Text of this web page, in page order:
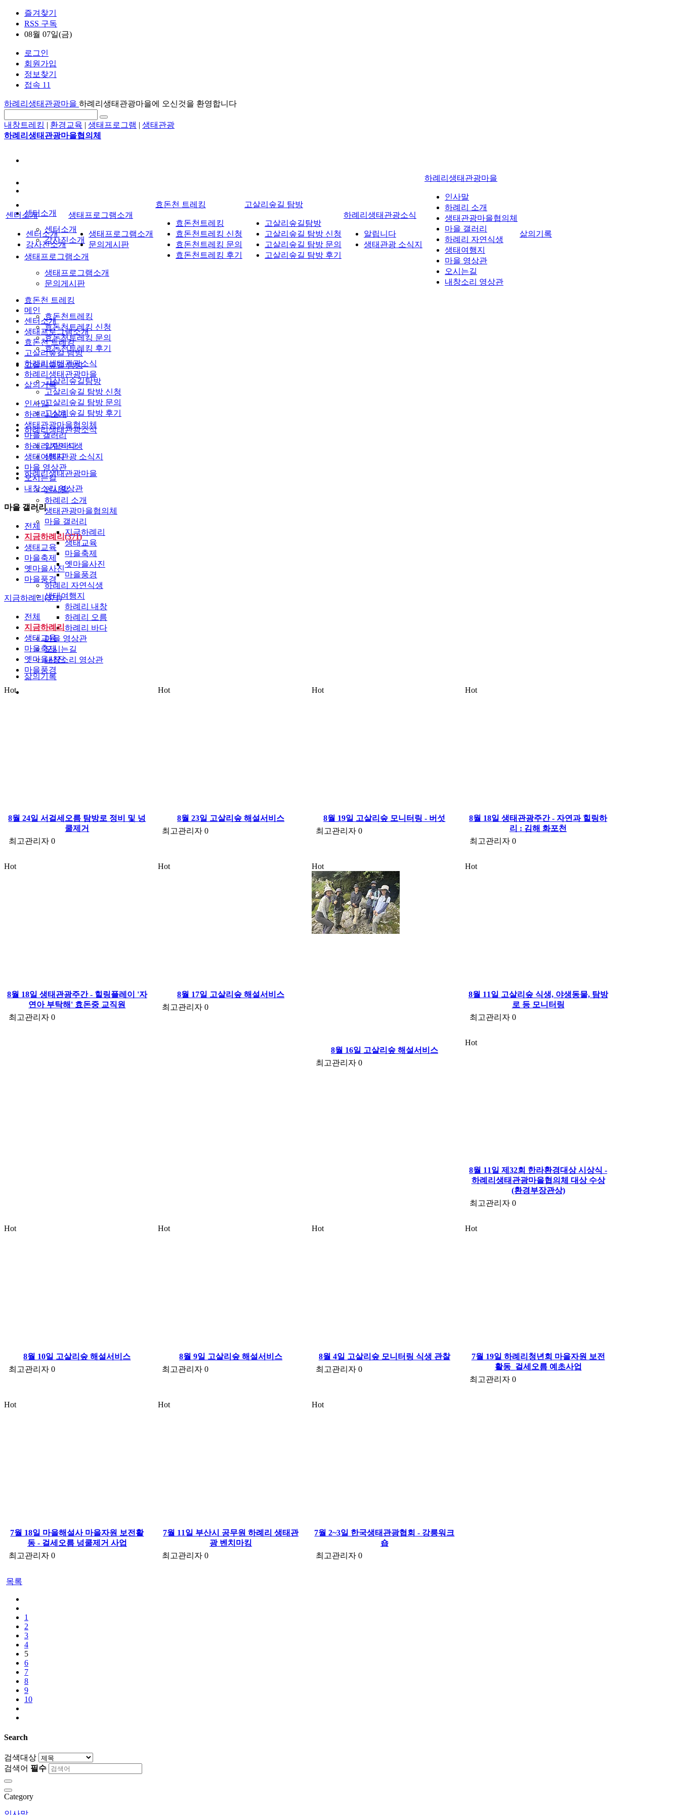
즐겨찾기
RSS 구독
08월 07일(금)
로그인
회원가입
정보찾기
접속 11
하례리생태관광마을 하례리생태관광마을에 오신것을 환영합니다
내창트레킹 | 환경교육 | 생태프로그램 | 생태관광
하례리생태관광마을협의체
센터소개
센터소개
강사진소개
생태프로그램소개
생태프로그램소개
문의게시판
효돈천 트레킹
효돈천트레킹
효돈천트레킹 신청
효돈천트레킹 문의
효돈천트레킹 후기
고살리숲길 탐방
고살리숲길탐방
고살리숲길 탐방 신청
고살리숲길 탐방 문의
고살리숲길 탐방 후기
하례리생태관광소식
알립니다
생태관광 소식지
하례리생태관광마을
인사말
하례리 소개
생태관광마을협의체
마을 갤러리
지금하례리
생태교육
마을축제
옛마을사진
마을풍경
하례리 자연식생
생태여행지
하례리 내창
하례리 오름
하례리 바다
마을 영상관
오시는길
내창소리 영상관
삶의기록
센터소개
센터소개
강사진소개
생태프로그램소개
생태프로그램소개
문의게시판
효돈천 트레킹
효돈천트레킹
효돈천트레킹 신청
효돈천트레킹 문의
효돈천트레킹 후기
고살리숲길 탐방
고살리숲길탐방
고살리숲길 탐방 신청
고살리숲길 탐방 문의
고살리숲길 탐방 후기
하례리생태관광소식
알립니다
생태관광 소식지
하례리생태관광마을
인사말
하례리 소개
생태관광마을협의체
마을 갤러리
하례리 자연식생
생태여행지
마을 영상관
오시는길
내창소리 영상관
삶의기록
메인
센터소개
생태프로그램소개
효돈천 트레킹
고살리숲길 탐방
하례리생태관광소식
하례리생태관광마을
삶의기록
인사말
하례리 소개
생태관광마을협의체
마을 갤러리
하례리 자연식생
생태여행지
마을 영상관
오시는길
내창소리 영상관
마을 갤러리
전체
지금하례리(371)
생태교육
마을축제
옛마을사진
마을풍경
지금하례리(371)
전체
지금하례리
생태교육
마을축제
옛마을사진
마을풍경
Hot
8월 24일 서걸세오름 탐방로 정비 및 넝
쿨제거
최고관리자 0
Hot
8월 23일 고살리숲 해설서비스
최고관리자 0
Hot
8월 19일 고살리숲 모니터링 - 버섯
최고관리자 0
Hot
8월 18일 생태관광주간 - 자연과 힐링하
리 : 김해 화포천
최고관리자 0
Hot
8월 18일 생태관광주간 - 힐링플레이 '자
연아 부탁해' 효돈중 교직원
최고관리자 0
Hot
8월 17일 고살리숲 해설서비스
최고관리자 0
Hot
8월 16일 고살리숲 해설서비스
최고관리자 0
Hot
8월 11일 고살리숲 식생, 야생동물, 탐방
로 등 모니터링
최고관리자 0
Hot
8월 11일 제32회 한라환경대상 시상식 -
하례리생태관광마을협의체 대상 수상
(환경부장관상)
최고관리자 0
Hot
8월 10일 고살리숲 해설서비스
최고관리자 0
Hot
8월 9일 고살리숲 해설서비스
최고관리자 0
Hot
8월 4일 고살리숲 모니터링 식생 관찰
최고관리자 0
Hot
7월 19일 하례리청년회 마을자원 보전
활동_걸세오름 예초사업
최고관리자 0
Hot
7월 18일 마을해설사 마을자원 보전활
동 - 걸세오름 넝쿨제거 사업
최고관리자 0
Hot
7월 11일 부산시 공무원 하례리 생태관
광 벤치마킹
최고관리자 0
Hot
7월 2~3일 한국생태관광협회 - 강릉워크
숍
최고관리자 0
목록
1
2
3
4
5
6
7
8
9
10
Search
검색대상
검색어 필수
Category